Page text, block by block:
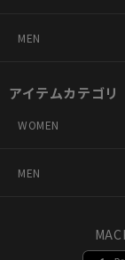
MEN
アイテムカテゴリ
WOMEN
MEN